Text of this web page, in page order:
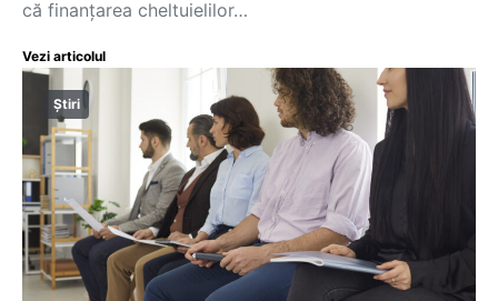
că finanțarea cheltuielilor…
Vezi articolul
Știri